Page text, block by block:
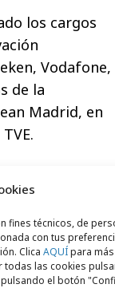
fines técnicos, de
con tus
Clica AQUÍpara
todas las cookies
el botón
los cargos
Vodafone,
de la
Madrid, en
José Álvarez,
en el que fue
de Loewe y